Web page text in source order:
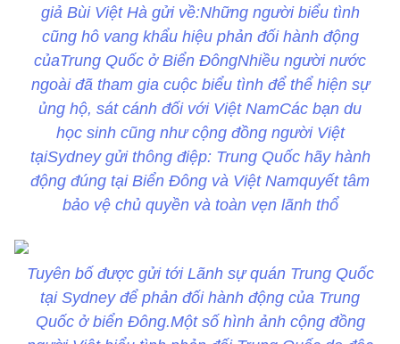
giả Bùi Việt Hà gửi về:Những người biểu tình
cũng hô vang khẩu hiệu phản đối hành động
củaTrung Quốc ở Biển ĐôngNhiều người nước
ngoài đã tham gia cuộc biểu tình để thể hiện sự
ủng hộ, sát cánh đối với Việt NamCác bạn du
học sinh cũng như cộng đồng người Việt
tạiSydney gửi thông điệp: Trung Quốc hãy hành
động đúng tại Biển Đông và Việt Namquyết tâm
bảo vệ chủ quyền và toàn vẹn lãnh thổ
Tuyên bố được gửi tới Lãnh sự quán Trung Quốc
tại Sydney để phản đối hành động của Trung
Quốc ở biển Đông.Một số hình ảnh cộng đồng